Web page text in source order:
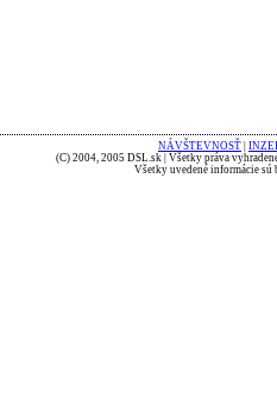
NÁVŠTEVNOSŤ
(C) 2004, 2005 DSL.sk | Všetky práva
Všetky uvedené informácie sú